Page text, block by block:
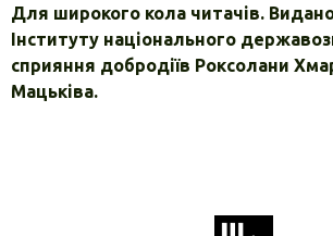
Для широкого кола читачів. Видано
Інституту національного
сприяння добродіїв Роксолани
Мацьківа.